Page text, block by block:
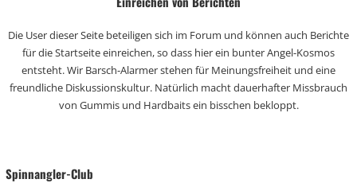
Die User dieser Seite beteiligen sich im Forum und können auch Berichte
für die Startseite einreichen, so dass hier ein bunter Angel-Kosmos
entsteht. Wir Barsch-Alarmer stehen für Meinungsfreiheit und eine
freundliche Diskussionskultur. Natürlich macht dauerhafter Missbrauch
von Gummis und Hardbaits ein bisschen bekloppt.
Spinnangler-Club